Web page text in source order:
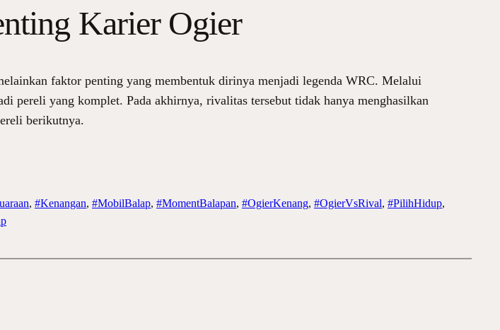
Karier Ogier
faktor penting yang membentuk dirinya menjadi legenda WRC. Melalui
pereli yang komplet. Pada akhirnya, rivalitas tersebut tidak hanya menghasilkan
berikutnya.
, #Kenangan, #MobilBalap, #MomentBalapan, #OgierKenang, #OgierVsRival, #PilihHidup